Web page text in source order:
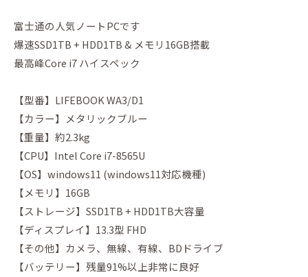
富士通の人気ノートPCです
爆速SSD1TB + HDD1TB & メモリ16GB搭載
最高峰Core i7 ハイスペック
【型番】LIFEBOOK WA3/D1
【カラー】メタリックブルー
【重量】約2.3kg
【CPU】Intel Core i7-8565U
【OS】windows11 (windows11対応機種)
【メモリ】16GB
【ストレージ】SSD1TB + HDD1TB大容量
【ディスプレイ】13.3型 FHD
【その他】カメラ、無線、有線、BDドライブ
【バッテリー】残量91%以上非常に良好